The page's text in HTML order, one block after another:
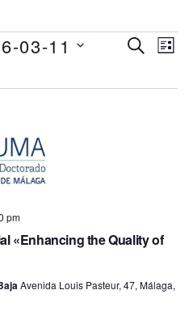
de
de
BUSCAR
de
03-11
«Enhancing the Quality of
pm
Avenida Louis Pasteur, 47, Málaga,